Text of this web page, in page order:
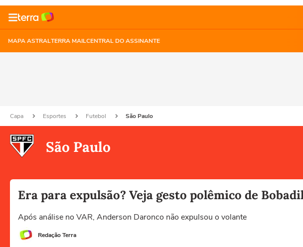
MAPA ASTRALTERRA MAILCENTRAL DO ASSINANTE
Capa Esportes Futebol São Paulo
São Paulo
Era para expulsão? Veja gesto polêmico de
Após análise no VAR, Anderson Daronco não expulsou o volante
Redação Terra